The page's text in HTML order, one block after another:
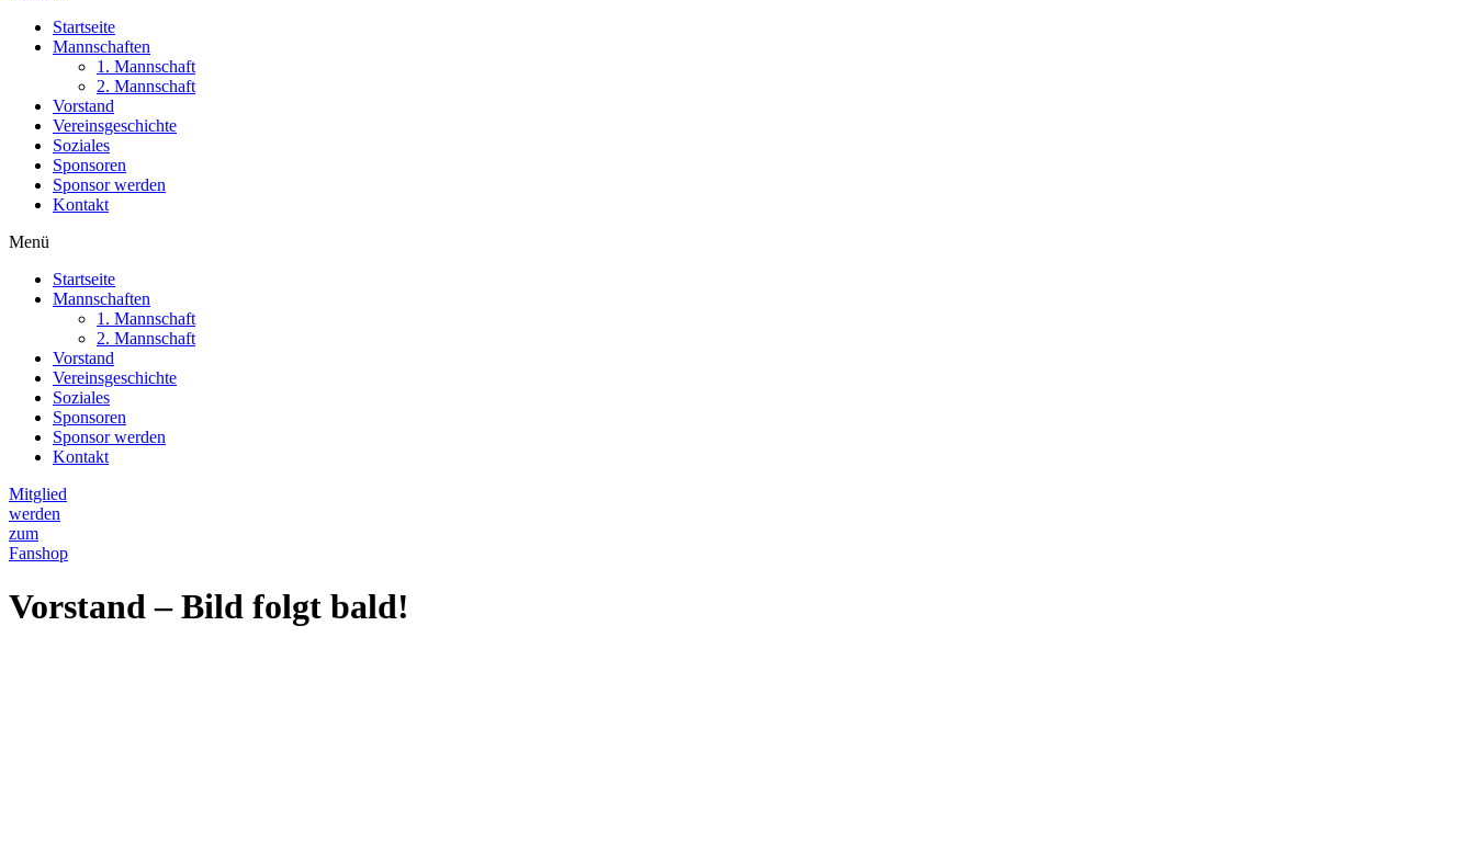
Startseite
Mannschaften
1. Mannschaft
2. Mannschaft
Vorstand
Vereinsgeschichte
Soziales
Sponsoren
Sponsor werden
Kontakt
Menü
Startseite
Mannschaften
1. Mannschaft
2. Mannschaft
Vorstand
Vereinsgeschichte
Soziales
Sponsoren
Sponsor werden
Kontakt
Mitglied
werden
zum
Fanshop
Vorstand – Bild folgt bald!